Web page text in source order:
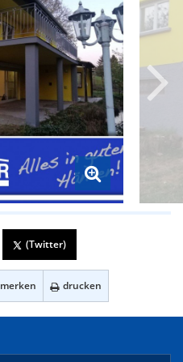
(Twitter)
merken drucken